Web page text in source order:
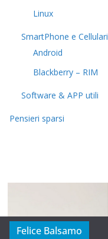
Linux
SmartPhone e Cellulari
Android
Blackberry – RIM
Software & APP utili
Pensieri sparsi
Felice Balsamo